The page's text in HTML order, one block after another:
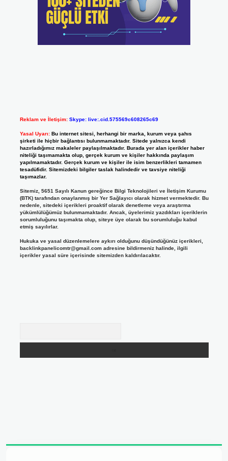
Reklam ve İletişim: Skype: live:.cid.575569c608265c69
Yasal Uyarı: Bu internet sitesi, herhangi bir marka, kurum veya şahıs
şirketi ile hiçbir bağlantısı bulunmamaktadır. Sitede yalnızca kendi
hazırladığımız makaleler paylaşılmaktadır. Burada yer alan içerikler haber
niteliği taşımamakta olup, gerçek kurum ve kişiler hakkında paylaşım
yapılmamaktadır. Gerçek kurum ve kişiler ile isim benzerlikleri tamamen
tesadüfidir. Sitemizdeki bilgiler taslak halindedir ve tavsiye niteliği
taşımazlar.
Sitemiz, 5651 Sayılı Kanun gereğince Bilgi Teknolojileri ve İletişim Kurumu
(BTK) tarafından onaylanmış bir Yer Sağlayıcı olarak hizmet vermektedir. Bu
nedenle, sitedeki içerikleri proaktif olarak denetleme veya araştırma
yükümlülüğümüz bulunmamaktadır. Ancak, üyelerimiz yazdıkları içeriklerin
sorumluluğunu taşımakta olup, siteye üye olarak bu sorumluluğu kabul
etmiş sayılırlar.
Hukuka ve yasal düzenlemelere aykırı olduğunu düşündüğünüz içerikleri,
backlinkpanelicomtr@gmail.comadresine bildirmeniz halinde, ilgili
içerikler yasal süre içerisinde sitemizden kaldırılacaktır.